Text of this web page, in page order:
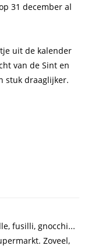
31 december al
uit de kalender
van de Sint en
stuk draaglijker.
fusilli, gnocchi...
Zoveel,